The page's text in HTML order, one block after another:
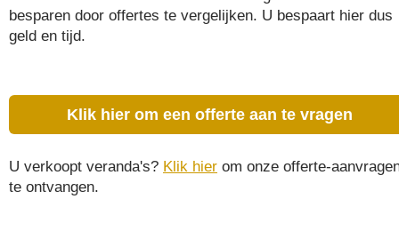
besparen door offertes te vergelijken. U bespaart hier dus
geld en tijd.
Klik hier om een offerte aan te vragen
U verkoopt veranda's? Klik hier om onze offerte-
te ontvangen.